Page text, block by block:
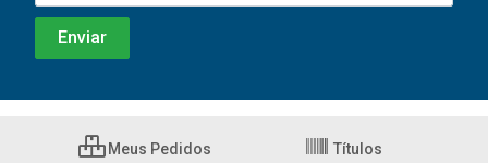
Meus Pedidos Títulos